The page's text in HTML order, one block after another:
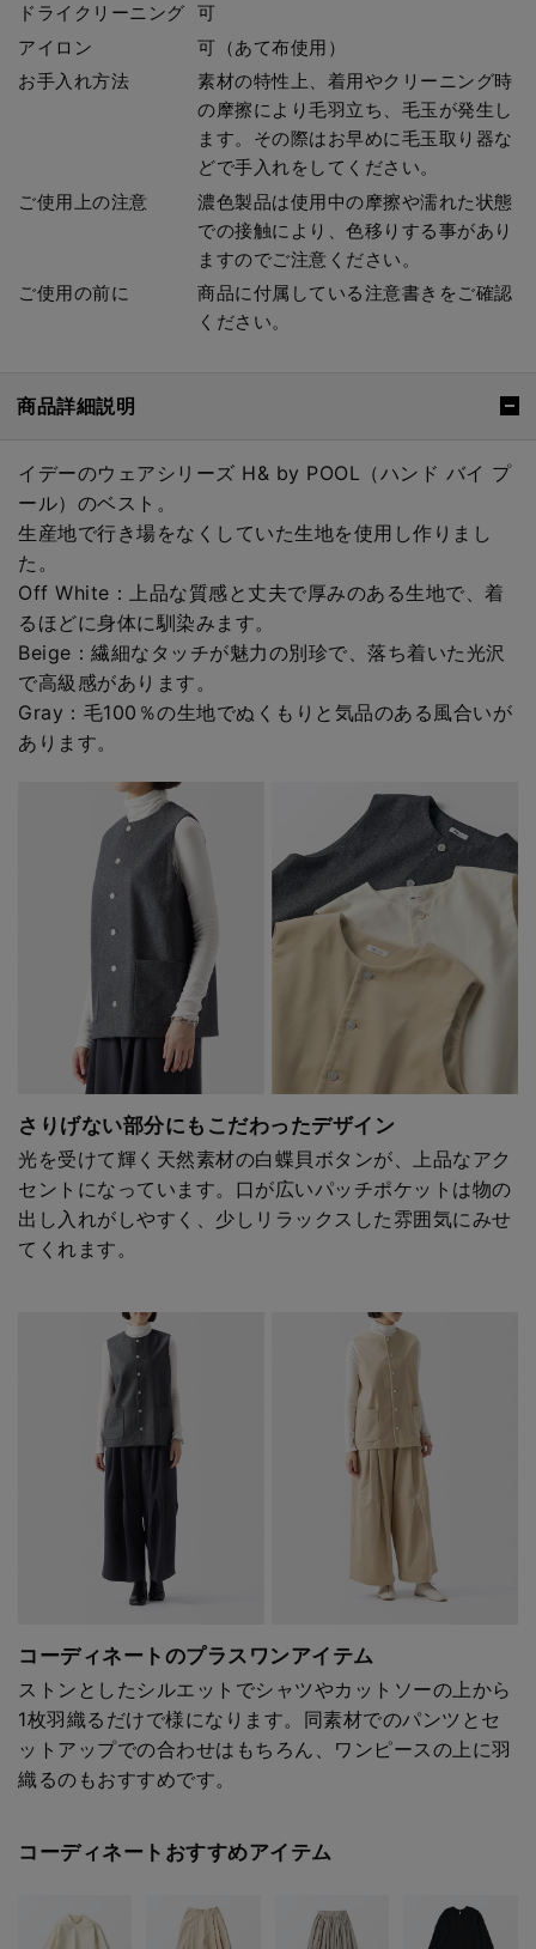
ドライクリーニング
可
アイロン
可（あて布使用）
お手入れ方法
素材の特性上、着用やクリーニング時
の摩擦により毛羽立ち、毛玉が発生し
ます。その際はお早めに毛玉取り器な
どで手入れをしてください。
ご使用上の注意
濃色製品は使用中の摩擦や濡れた状態
での接触により、色移りする事があり
ますのでご注意ください。
ご使用の前に
商品に付属している注意書きをご確認
ください。
商品詳細説明
イデーのウェアシリーズ H& by POOL（ハンド バイ プ
ール）のベスト。
生産地で行き場をなくしていた生地を使用し作りまし
た。
Off White：上品な質感と丈夫で厚みのある生地で、着
るほどに身体に馴染みます。
Beige：繊細なタッチが魅力の別珍で、落ち着いた光沢
で高級感があります。
Gray：毛100％の生地でぬくもりと気品のある風合いが
あります。
さりげない部分にもこだわったデザイン
光を受けて輝く天然素材の白蝶貝ボタンが、上品なアク
セントになっています。口が広いパッチポケットは物の
出し入れがしやすく、少しリラックスした雰囲気にみせ
てくれます。
コーディネートのプラスワンアイテム
ストンとしたシルエットでシャツやカットソーの上から
1枚羽織るだけで様になります。同素材でのパンツとセ
ットアップでの合わせはもちろん、ワンピースの上に羽
織るのもおすすめです。
コーディネートおすすめアイテム